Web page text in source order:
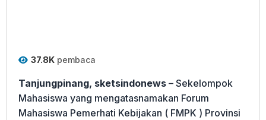
37.8K pembaca
Tanjungpinang, sketsindonews – Sekelompok
Mahasiswa yang mengatasnamakan Forum
Mahasiswa Pemerhati Kebijakan ( FMPK ) Provinsi